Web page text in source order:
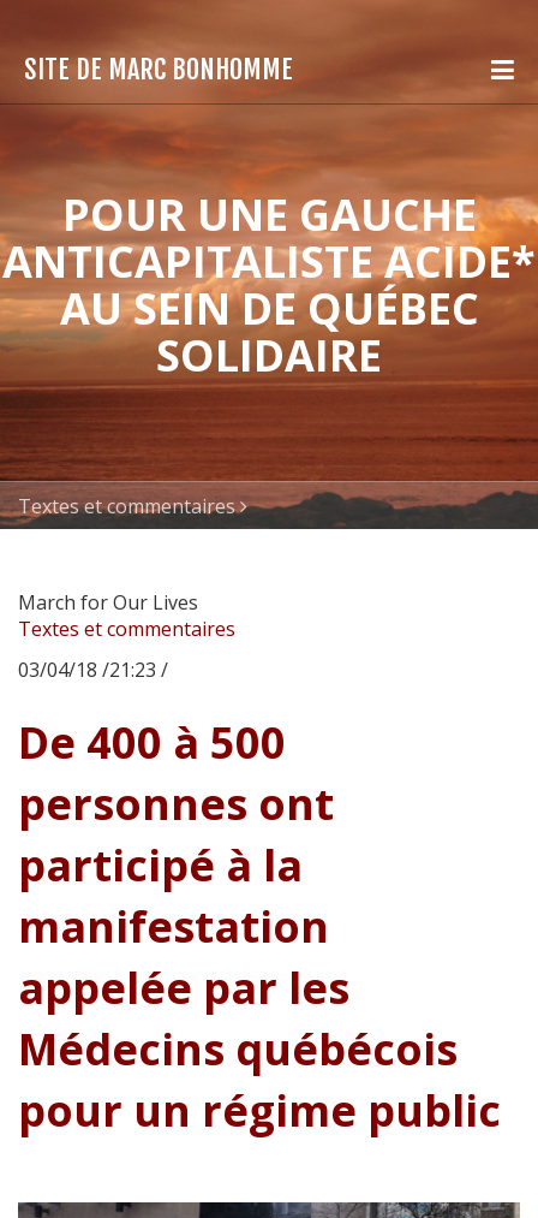
SITE DE MARC BONHOMME
POUR UNE GAUCHE
ANTICAPITALISTE ACIDE*
AU SEIN DE QUÉBEC
SOLIDAIRE
Textes et commentaires
March for Our Lives
Textes et commentaires
03/04/18 /21:23 /
De 400 à 500
personnes ont
participé à la
manifestation
appelée par les
Médecins québécois
pour un régime public